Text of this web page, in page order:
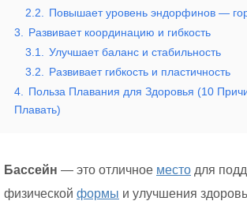
2.2.
Повышает уровень эндорфинов —
3.
Развивает координацию и гибкость
3.1.
Улучшает баланс и стабильность
3.2.
Развивает гибкость и пластичность
4.
Польза Плавания для Здоровья (10
Плавать)
Бассейн — это отличное место для
физической формы и улучшения